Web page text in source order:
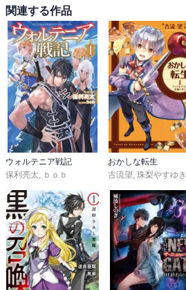
関連する作品
ウォルテニア戦記
保利亮太, ｂｏｂ
おかしな転生
古流望, 珠梨やすゆき